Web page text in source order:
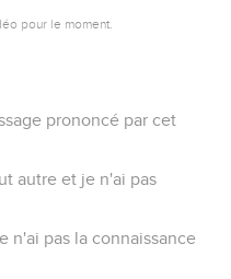
pour le moment.
prononcé par cet
autre et je n'ai pas
n'ai pas la connaissance